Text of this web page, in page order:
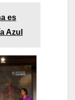
es
Azul